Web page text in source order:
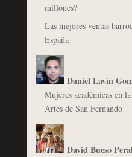
millones?
Las mejores ventas
España
Daniel Lavín
Mujeres académicas en
Artes de San Fernando
David Bueso